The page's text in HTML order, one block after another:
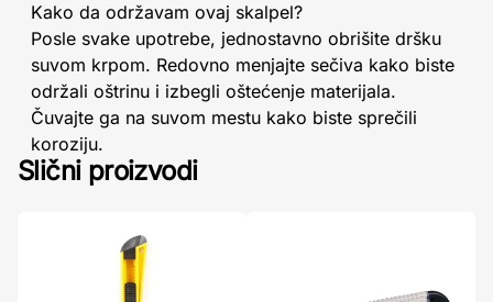
Kako da održavam ovaj skalpel?
Posle svake upotrebe, jednostavno obrišite dršku
suvom krpom. Redovno menjajte sečiva kako biste
održali oštrinu i izbegli oštećenje materijala.
Čuvajte ga na suvom mestu kako biste sprečili
koroziju.
Slični proizvodi